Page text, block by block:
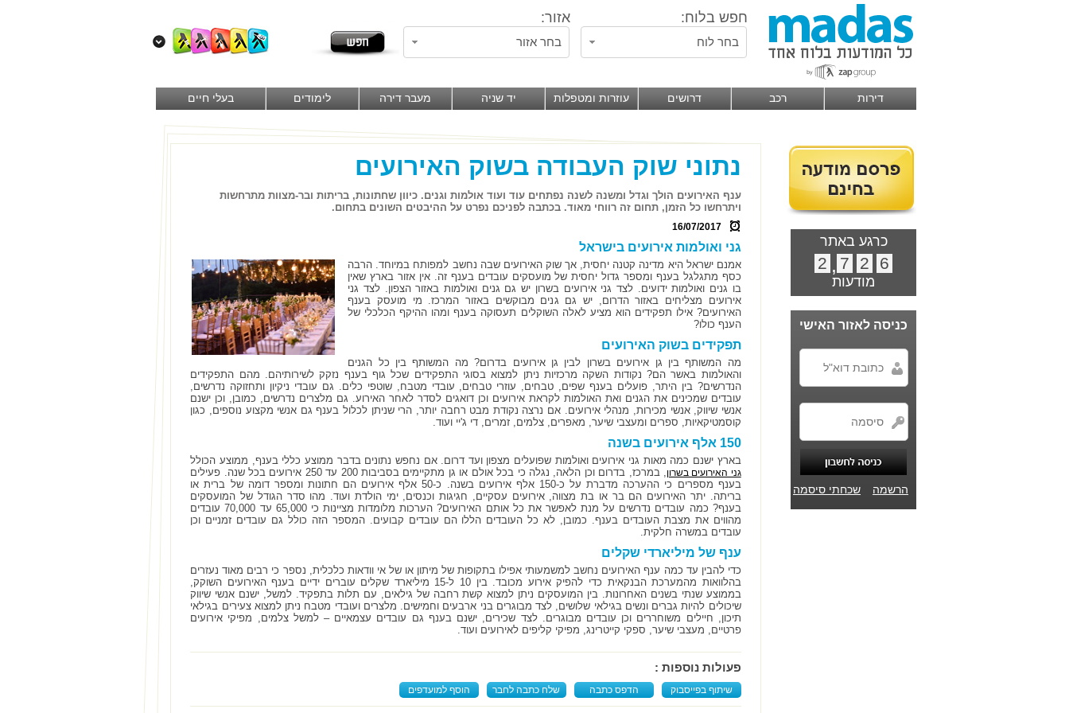
חפש בלוח: אזור:
בחר לוח בחר אזור
דירות רכב דרושים עוזרות ומטפלות יד שניה מעבר דירה לימודים בעלי חיים
כרגע באתר
6
2
7
,
2
מודעות
כניסה לאזור האישי
הרשמה שכחתי סיסמה
נתוני שוק העבודה בשוק האירועים
ענף האירועים הולך וגדל ומשנה לשנה נפתחים עוד ועוד אולמות וגנים. כיוון שחתונות, בריתות ובר-מצוות מתרחשות
ויתרחשו כל הזמן, תחום זה רווחי מאוד. בכתבה לפניכם נפרט על ההיבטים השונים בתחום.
16/07/2017
גני ואולמות אירועים בישראל
אמנם ישראל היא מדינה קטנה יחסית, אך שוק האירועים שבה נחשב למפותח במיוחד. הרבה
כסף מתגלגל בענף ומספר גדול יחסית של מועסקים עובדים בענף זה. אין אזור בארץ שאין
בו גנים ואולמות ידועים. לצד גני אירועים בשרון יש גם גנים ואולמות באזור הצפון. לצד גני
אירועים מצליחים באזור הדרום, יש גם גנים מבוקשים באזור המרכז. מי מועסק בענף
האירועים? אילו תפקידים הוא מציע לאלה השוקלים תעסוקה בענף ומהו ההיקף הכלכלי של
הענף כולו?
תפקידים בשוק האירועים
מה המשותף בין גן אירועים בשרון לבין גן אירועים בדרום? מה המשותף בין כל הגנים
והאולמות באשר הם? נקודות השקה מרכזיות ניתן למצוא בסוגי התפקידים שכל גוף בענף נזקק לשירותיהם. מהם התפקידים
הנדרשים? בין היתר, פועלים בענף שפים, טבחים, עוזרי טבחים, עובדי מטבח, שוטפי כלים. גם עובדי ניקיון ותחזוקה נדרשים,
עובדים שמכינים את הגנים ואת האולמות לקראת אירועים וכן דואגים לסדר לאחר האירוע. גם מלצרים נדרשים, כמובן, וכן ישנם
אנשי שיווק, אנשי מכירות, מנהלי אירועים. אם נרצה נקודת מבט רחבה יותר, הרי שניתן לכלול בענף גם אנשי מקצוע נוספים, כגון
קוסמטיקאיות, ספרים ומעצבי שיער, מאפרים, צלמים, זמרים, די ג'יי ועוד.
150 אלף אירועים בשנה
בארץ ישנם כמה מאות גני אירועים ואולמות שפועלים מצפון ועד דרום. אם נחפש נתונים בדבר ממוצע כללי בענף, ממוצע הכולל
גני האירועים בשרון
, במרכז, בדרום וכן הלאה, נגלה כי בכל אולם או גן מתקיימים בסביבות 200 עד 250 אירועים בכל שנה. פעילים
בענף מספרים כי ההערכה מדברת על כ-150 אלף אירועים בשנה. כ-50 אלף אירועים הם חתונות ומספר דומה של ברית או
בריתה. יתר האירועים הם בר או בת מצווה, אירועים עסקיים, חגיגות וכנסים, ימי הולדת ועוד. מהו סדר הגודל של המועסקים
בענף? כמה עובדים נדרשים על מנת לאפשר את כל אותם האירועים? הערכות מלומדות מציינות כי 65,000 עד 70,000 עובדים
מהווים את מצבת העובדים בענף. כמובן, לא כל העובדים הללו הם עובדים קבועים. המספר הזה כולל גם עובדים זמניים וכן
עובדים במשרה חלקית.
ענף של מיליארדי שקלים
כדי להבין עד כמה ענף האירועים נחשב למשמעותי אפילו בתקופות של מיתון או של אי וודאות כלכלית, נספר כי רבים מאוד נעזרים
בהלוואות מהמערכת הבנקאית כדי להפיק אירוע מכובד. בין 10 ל-15 מיליארד שקלים עוברים ידיים בענף האירועים השוקק,
בממוצע שנתי בשנים האחרונות. בין המועסקים ניתן למצוא קשת רחבה של גילאים, עם תלות בתפקיד. למשל, ישנם אנשי שיווק
שיכולים להיות גברים ונשים בגילאי שלושים, לצד מבוגרים בני ארבעים וחמישים. מלצרים ועובדי מטבח ניתן למצוא צעירים בגילאי
תיכון, חיילים משוחררים וכן עובדים מבוגרים. לצד שכירים, ישנם בענף גם עובדים עצמאיים – למשל צלמים, מפיקי אירועים
פרטיים, מעצבי שיער, ספקי קייטרינג, מפיקי קליפים לאירועים ועוד.
פעולות נוספות :
שיתוף בפייסבוק הדפס כתבה שלח כתבה לחבר הוסף למועדפים